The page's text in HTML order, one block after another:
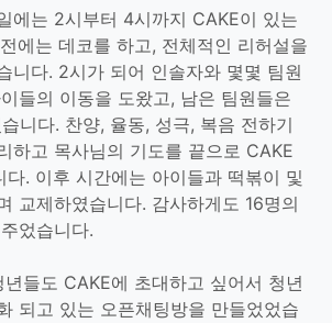
에는 2시부터 4시까지 CAKE이 있는
에는 데코를 하고, 전체적인 리허설을
니다. 2시가 되어 인솔자와 몇몇 팀원
들의 이동을 도왔고, 남은 팀원들은
니다. 찬양, 율동, 성극, 복음 전하기
하고 목사님의 기도를 끝으로 CAKE
다. 이후 시간에는 아이들과 떡볶이 및
교제하였습니다. 감사하게도 16명의
었습니다.
들도 CAKE에 초대하고 싶어서 청년
되고 있는 오픈채팅방을 만들었었습